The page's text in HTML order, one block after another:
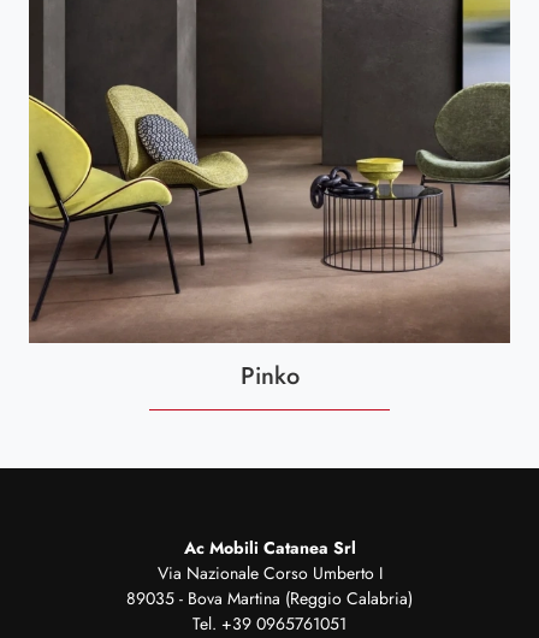
Pinko
Ac Mobili Catanea Srl
Via Nazionale Corso Umberto I
89035 - Bova Martina (Reggio Calabria)
Tel. +39 0965761051